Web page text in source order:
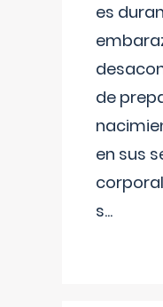
es
de
en sus
s...